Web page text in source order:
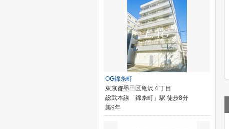
OG錦糸町
東京都墨田区亀沢４丁目
総武本線「錦糸町」駅 徒歩8分
築9年